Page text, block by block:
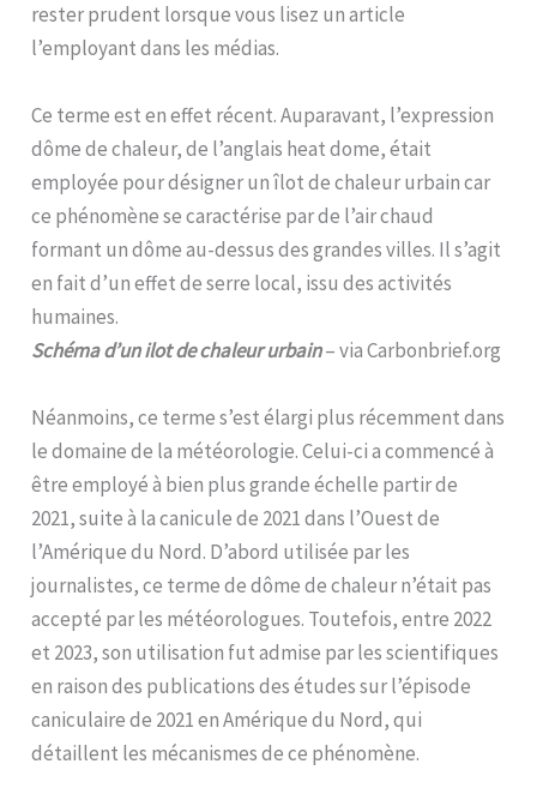
rester prudent lorsque vous lisez un article
l’employant dans les médias.
Ce terme est en effet récent. Auparavant, l’expression
dôme de chaleur, de l’anglais heat dome, était
employée pour désigner un îlot de chaleur urbain car
ce phénomène se caractérise par de l’air chaud
formant un dôme au-dessus des grandes villes. Il s’agit
en fait d’un effet de serre local, issu des activités
humaines.
Schéma d’un ilot de chaleur urbain– via Carbonbrief.org
Néanmoins, ce terme s’est élargi plus récemment dans
le domaine de la météorologie. Celui-ci a commencé à
être employé à bien plus grande échelle partir de
2021, suite à la canicule de 2021 dans l’Ouest de
l’Amérique du Nord. D’abord utilisée par les
journalistes, ce terme de dôme de chaleur n’était pas
accepté par les météorologues. Toutefois, entre 2022
et 2023, son utilisation fut admise par les scientifiques
en raison des publications des études sur l’épisode
caniculaire de 2021 en Amérique du Nord, qui
détaillent les mécanismes de ce phénomène.